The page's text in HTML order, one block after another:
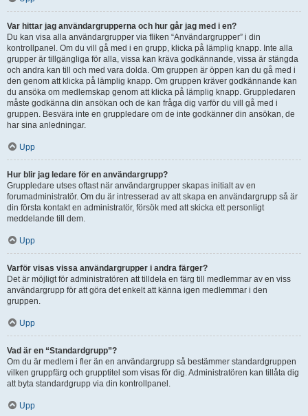
Var hittar jag användargrupperna och hur går jag med i en?
Du kan visa alla användargrupper via fliken “Användargrupper” i din
kontrollpanel. Om du vill gå med i en grupp, klicka på lämplig knapp. Inte alla
grupper är tillgängliga för alla, vissa kan kräva godkännande, vissa är stängda
och andra kan till och med vara dolda. Om gruppen är öppen kan du gå med i
den genom att klicka på lämplig knapp. Om gruppen kräver godkännande kan
du ansöka om medlemskap genom att klicka på lämplig knapp. Gruppledaren
måste godkänna din ansökan och de kan fråga dig varför du vill gå med i
gruppen. Besvära inte en gruppledare om de inte godkänner din ansökan, de
har sina anledningar.
Upp
Hur blir jag ledare för en användargrupp?
Gruppledare utses oftast när användargrupper skapas initialt av en
forumadministratör. Om du är intresserad av att skapa en användargrupp så är
din första kontakt en administratör, försök med att skicka ett personligt
meddelande till dem.
Upp
Varför visas vissa användargrupper i andra färger?
Det är möjligt för administratören att tilldela en färg till medlemmar av en viss
användargrupp för att göra det enkelt att känna igen medlemmar i den
gruppen.
Upp
Vad är en “Standardgrupp”?
Om du är medlem i fler än en användargrupp så bestämmer standardgruppen
vilken gruppfärg och grupptitel som visas för dig. Administratören kan tillåta dig
att byta standardgrupp via din kontrollpanel.
Upp